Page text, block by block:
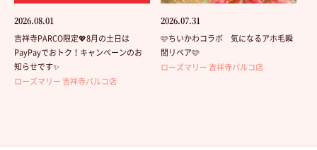
2026.08.01
吉祥寺PARCO限定💖8月の土日は
PayPayでおトク！キャンペーンのお
知らせです✨
ローズマリー 吉祥寺パルコ店
2026.07.31
🩷ちいかわコラボ 気になるアホ毛瞬
間リペア🩷
ローズマリー 吉祥寺パルコ店